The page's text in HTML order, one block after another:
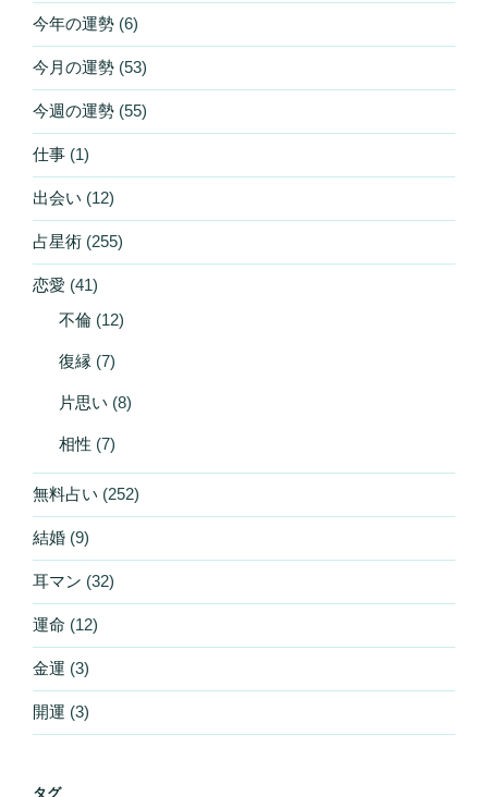
今年の運勢 (6)
今月の運勢 (53)
今週の運勢 (55)
仕事 (1)
出会い (12)
占星術 (255)
恋愛 (41)
不倫 (12)
復縁 (7)
片思い (8)
相性 (7)
無料占い (252)
結婚 (9)
耳マン (32)
運命 (12)
金運 (3)
開運 (3)
タグ